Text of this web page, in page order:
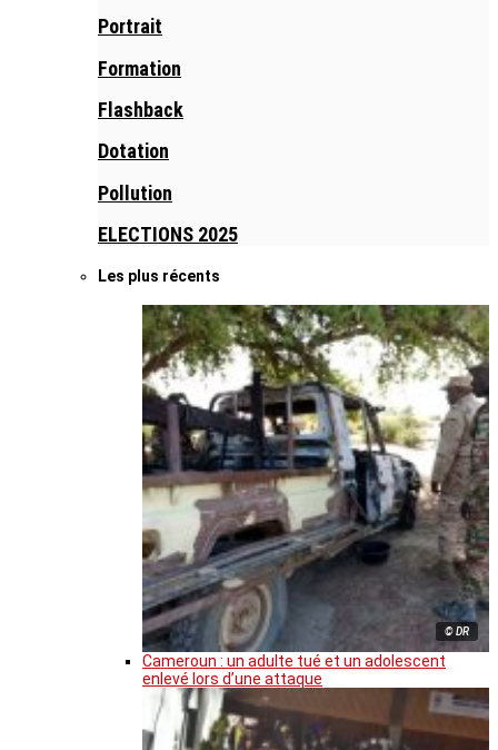
Portrait
Formation
Flashback
Dotation
Pollution
ELECTIONS 2025
Les plus récents
© DR
Cameroun : un adulte tué et un adolescent
enlevé lors d’une attaque